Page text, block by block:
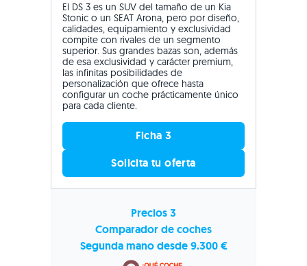
El DS 3 es un SUV del tamaño de un Kia
Stonic o un SEAT Arona, pero por diseño,
calidades, equipamiento y exclusividad
compite con rivales de un segmento
superior. Sus grandes bazas son, además
de esa exclusividad y carácter premium,
las infinitas posibilidades de
personalización que ofrece hasta
configurar un coche prácticamente único
para cada cliente.
Ficha 3
Solicita tu oferta
Precios 3
Comparador de coches
Segunda mano desde 9.300 €